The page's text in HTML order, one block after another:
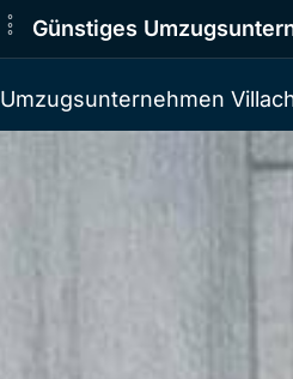
Günstiges
Umzugsunternehmen